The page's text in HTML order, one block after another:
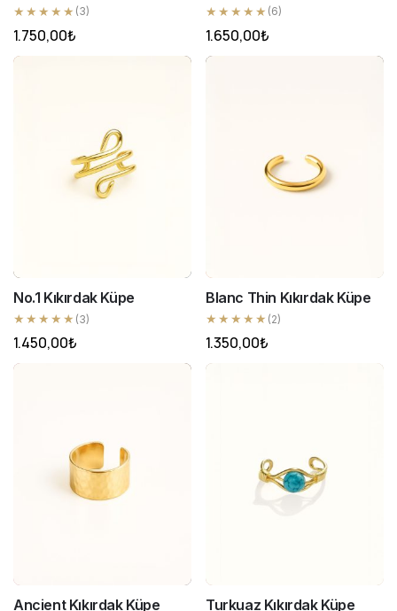
★★★★★ (3)
1.750,00₺
★★★★★ (6)
1.650,00₺
No.1 Kıkırdak Küpe
★★★★★ (3)
1.450,00₺
Blanc Thin Kıkırdak Küpe
★★★★★ (2)
1.350,00₺
Ancient Kıkırdak Küpe Turkuaz Kıkırdak Küpe